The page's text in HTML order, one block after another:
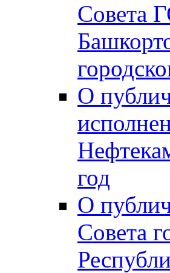
Совета
О
год
О
Совета